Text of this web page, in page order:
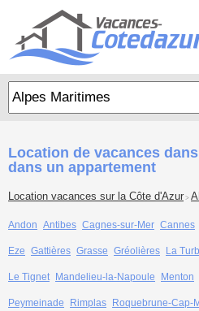
Location de vacances
dans un appartement
Location vacances sur la Côte d'Azur >
Andon Antibes Cagnes-sur-Mer Cannes
Eze Gattières Grasse Gréolières La
Le Tignet Mandelieu-la-Napoule Menton
Peymeinade Rimplas Roquebrune-Cap-